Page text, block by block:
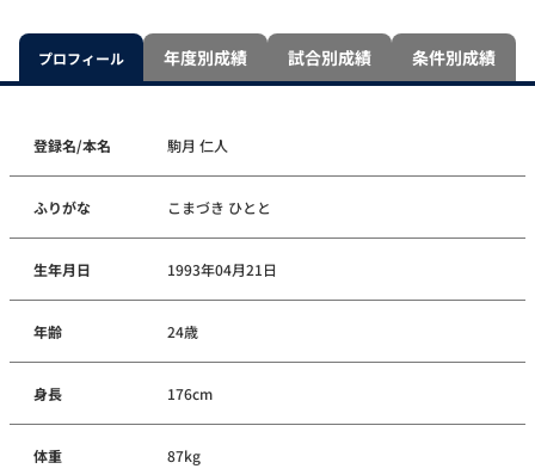
プロフィール 年度別成績 試合別成績 条件別成績
登録名/本名 駒月 仁人
ふりがな こまづき ひとと
生年月日 1993年04月21日
年齢 24歳
身長 176cm
体重 87kg